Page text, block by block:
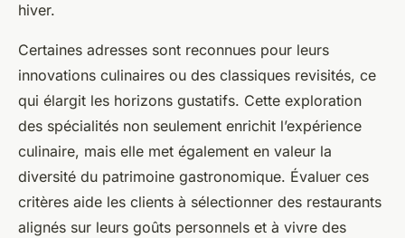
hiver.
Certaines adresses sont reconnues pour leurs
innovations culinaires ou des classiques revisités, ce
qui élargit les horizons gustatifs. Cette exploration
des spécialités non seulement enrichit l’expérience
culinaire, mais elle met également en valeur la
diversité du patrimoine gastronomique. Évaluer ces
critères aide les clients à sélectionner des restaurants
alignés sur leurs goûts personnels et à vivre des